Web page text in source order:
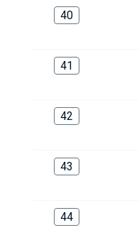
40
41
42
43
44